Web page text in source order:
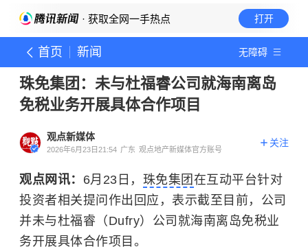
· 获取全网一手热点 打开
首页 新闻 无障碍
珠免集团：未与杜福睿公司就海南离岛
免税业务开展具体合作项目
观点新媒体
2026年6月23日21:54 广东 观点地产新媒体官方账号
关注
观点网讯： 6月23日， 珠免集团 在互动平台针对
投资者相关提问作出回应，表示截至目前，公司
并未与杜福睿（Dufry）公司就海南离岛免税业
务开展具体合作项目。